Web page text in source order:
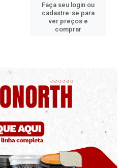
Faça seu login ou
cadastre-se para
ver preços e
comprar